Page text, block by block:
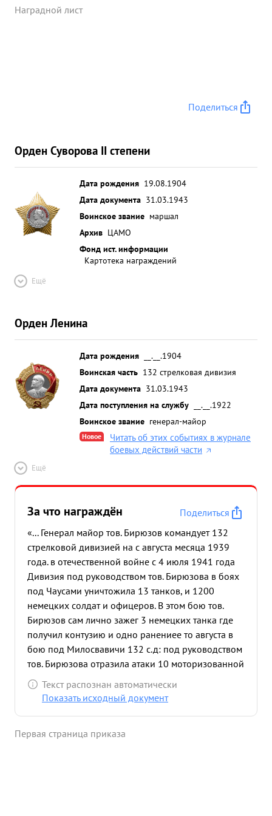
подвиги. Будучи трижды раненым ни разу не
Наградной лист
Поделиться
Орден Суворова II степени
Дата рождения 19.08.1904
Дата документа 31.03.1943
Воинское звание маршал
Архив ЦАМО
Фонд ист. информации
Картотека награждений
Ещё
Орден Ленина
Дата рождения
__.__.1904
Воинская часть 132 стрелковая дивизия
Дата документа 31.03.1943
Дата поступления на службу
__.__.1922
Воинское звание генерал-майор
Новое
Читать об этих событиях в журнале
боевых действий части
Ещё
За что награждён
Поделиться
«... Генерал майор тов. Бирюзов командует 132
стрелковой дивизией на с августа месяца 1939
года. в отечественной войне с 4 июля 1941 года
Дивизия под руководством тов. Бирюзова в боях
под Чаусами уничтожила 13 танков, и 1200
немецких солдат и офицеров. В этом бою тов.
Бирюзов сам лично зажег 3 немецких танка где
получил контузию и одно ранениее то августа в
бою под Милосвавичи 132 с.д: под руководством
тов. Бирюзова отразила атаки 10 моторизованной
и 7 стрелковой дивизий, разорвав кольцо вышла
из окружения с небольшими потерями уничтожив
Северском отражая атаки противника дивизия
Текст распознан автоматически
Показать исходный документ
Первая страница приказа